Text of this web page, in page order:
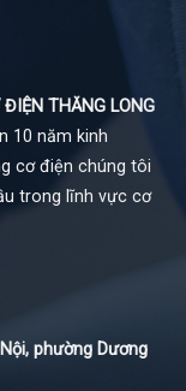
THĂNG LONG
10 năm kinh
cơ điện chúng tôi
trong lĩnh vực cơ
phường Dương